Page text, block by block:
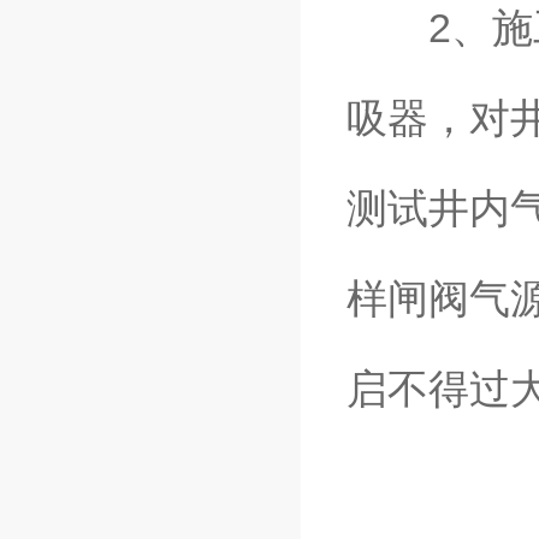
2、施工
吸器，对
测试井内
样闸阀气
启不得过